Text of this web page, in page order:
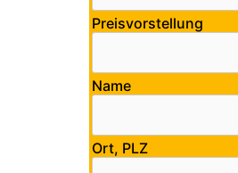
Preisvorstellung
Name
Ort, PLZ